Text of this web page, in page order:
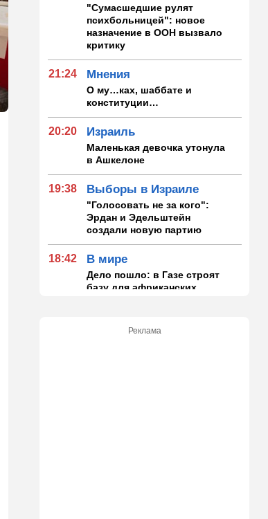
"Сумасшедшие рулят
психбольницей": новое
назначение в ООН вызвало
критику
21:24 Мнения
О му…ках, шаббате и
конституции…
20:20 Израиль
Маленькая девочка утонула
в Ашкелоне
19:38 Выборы в Израиле
"Голосовать не за кого":
Эрдан и Эдельштейн
создали новую партию
18:42 В мире
Дело пошло: в Газе строят
базу для африканских
Реклама